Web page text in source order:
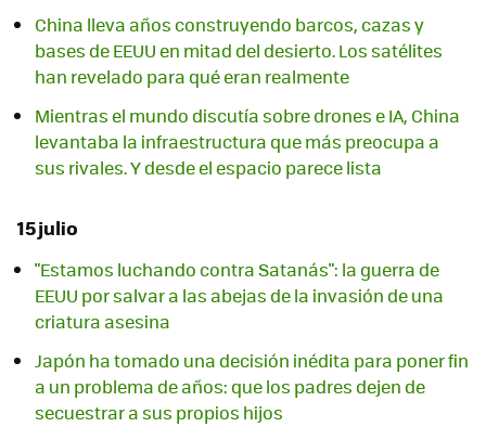
China lleva años construyendo barcos, cazas y
bases de EEUU en mitad del desierto. Los satélites
han revelado para qué eran realmente
Mientras el mundo discutía sobre drones e IA, China
levantaba la infraestructura que más preocupa a
sus rivales. Y desde el espacio parece lista
15 julio
"Estamos luchando contra Satanás": la guerra de
EEUU por salvar a las abejas de la invasión de una
criatura asesina
Japón ha tomado una decisión inédita para poner fin
a un problema de años: que los padres dejen de
secuestrar a sus propios hijos